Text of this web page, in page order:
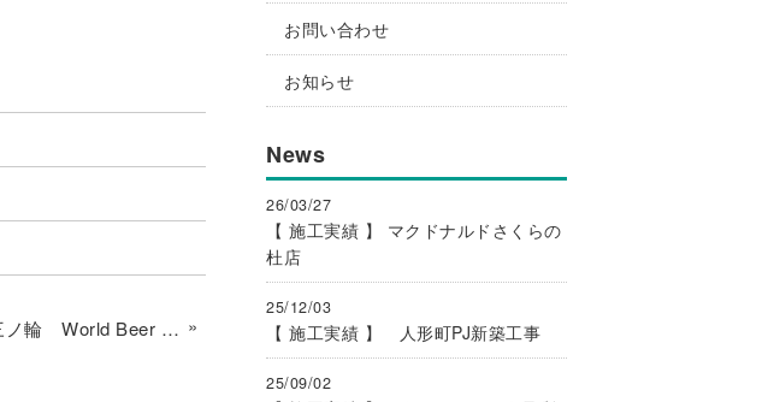
三ノ輪 World Beer せかビー »
お問い合わせ
お知らせ
News
26/03/27
【 施工実績 】 マクドナルドさくらの
杜店
25/12/03
【 施工実績 】 人形町PJ新築工事
25/09/02